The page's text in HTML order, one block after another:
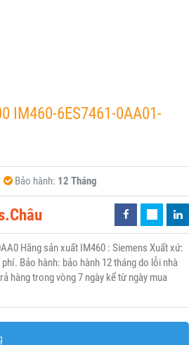
IM460-6ES7461-0AA01-
Bảo hành: 12 Tháng
Hãng sản xuất IM460 : Siemens Xuất xứ:
Bảo hành: bảo hành 12 tháng do lỗi nhà
hàng trong vòng 7 ngày kể từ ngày mua